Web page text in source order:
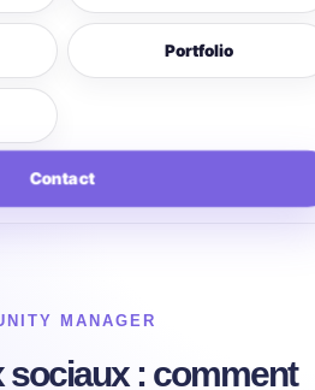
Portfolio
Contact
MANAGER
sociaux : comment